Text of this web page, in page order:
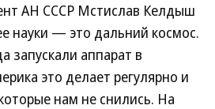
АН СССР Мстислав Келдыш
науки — это дальний космос.
запускали аппарат в
это делает регулярно и
нам не снились. На